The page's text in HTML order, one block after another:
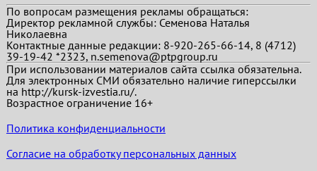
По вопросам размещения рекламы обращаться:
Директор рекламной службы: Семенова Наталья
Николаевна
Контактные данные редакции: 8-920-265-66-14, 8 (4712)
39-19-42 *2323, n.semenova@ptpgroup.ru
При использовании материалов сайта ссылка обязательна.
Для электронных СМИ обязательно наличие гиперссылки
на http://kursk-izvestia.ru/.
Возрастное ограничение 16+
Политика конфиденциальности
Согласие на обработку персональных данных